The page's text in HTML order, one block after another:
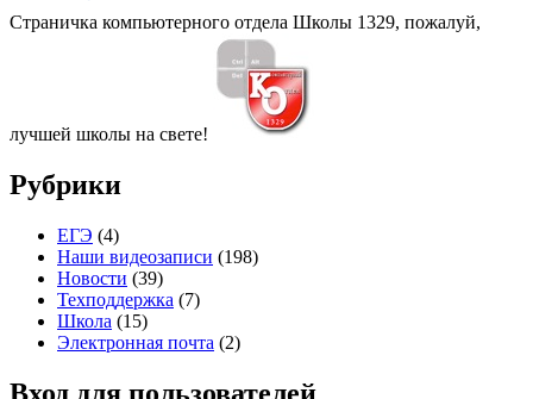
Страничка компьютерного отдела Школы 1329, пожалуй,
лучшей школы на свете!
Рубрики
ЕГЭ (4)
Наши видеозаписи (198)
Новости (39)
Техподдержка (7)
Школа (15)
Электронная почта (2)